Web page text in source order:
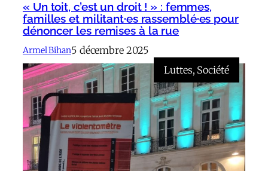
« Un toit, c’est un droit ! » : femmes,
familles et militant·es rassemblé·es pour
dénoncer les remises à la rue
Armel Bihan5 décembre 2025
Luttes, Société